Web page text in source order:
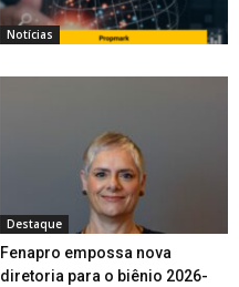
Notícias
Destaque
Fenapro empossa nova
diretoria para o biênio 2026-